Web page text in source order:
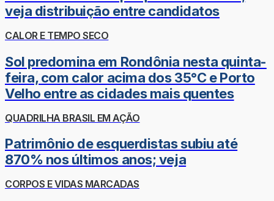
veja distribuição entre candidatos
CALOR E TEMPO SECO
Sol predomina em Rondônia nesta quinta-
feira, com calor acima dos 35°C e Porto
Velho entre as cidades mais quentes
QUADRILHA BRASIL EM AÇÃO
Patrimônio de esquerdistas subiu até
870% nos últimos anos; veja
CORPOS E VIDAS MARCADAS